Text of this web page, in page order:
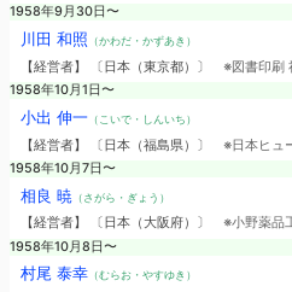
1958年9月30日〜
川田 和照 （かわだ・かずあき）
【経営者】 〔日本（東京都）〕 ※図書印刷
1958年10月1日〜
小出 伸一（こいで・しんいち）
【経営者】 〔日本（福島県）〕 ※日本ヒュ
1958年10月7日〜
相良 暁 （さがら・ぎょう）
【経営者】 〔日本（大阪府）〕 ※小野薬品
1958年10月8日〜
村尾 泰幸（むらお・やすゆき）